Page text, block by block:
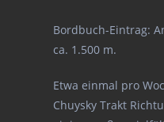
Bordbuch-Eintrag:
ca. 1.500 m.
Etwa einmal pro
Chuysky Trakt